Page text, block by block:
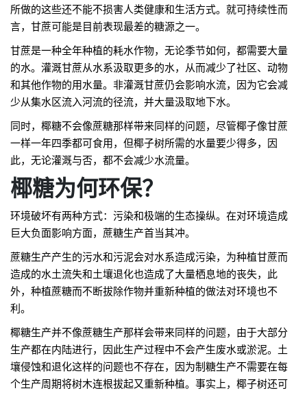
所做的这些还不能不损害人类健康和生活方式。就可持续性而
言，甘蔗可能是目前表现最差的糖源之一。
甘蔗是一种全年种植的耗水作物，无论季节如何，都需要大量
的水。灌溉甘蔗从水系汲取更多的水，从而减少了社区、动物
和其他作物的用水量。非灌溉甘蔗仍会影响水流，因为它会减
少从集水区流入河流的径流，并大量汲取地下水。
同时，椰糖不会像蔗糖那样带来同样的问题，尽管椰子像甘蔗
一样一年四季都可食用，但椰子树所需的水量要少得多，因
此，无论灌溉与否，都不会减少水流量。
椰糖为何环保？
环境破坏有两种方式：污染和极端的生态操纵。在对环境造成
巨大负面影响方面，蔗糖生产首当其冲。
蔗糖生产产生的污水和污泥会对水系造成污染，为种植甘蔗而
造成的水土流失和土壤退化也造成了大量栖息地的丧失，此
外，种植蔗糖而不断拔除作物并重新种植的做法对环境也不
利。
椰糖生产并不像蔗糖生产那样会带来同样的问题，由于大部分
生产都在内陆进行，因此生产过程中不会产生废水或淤泥。土
壤侵蚀和退化这样的问题也不存在，因为制糖生产不需要在每
个生产周期将树木连根拔起又重新种植。事实上，椰子树还可